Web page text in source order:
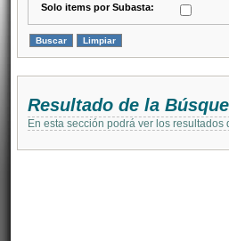
Solo items por Subasta:
Resultado de la
En esta sección podrá ver los